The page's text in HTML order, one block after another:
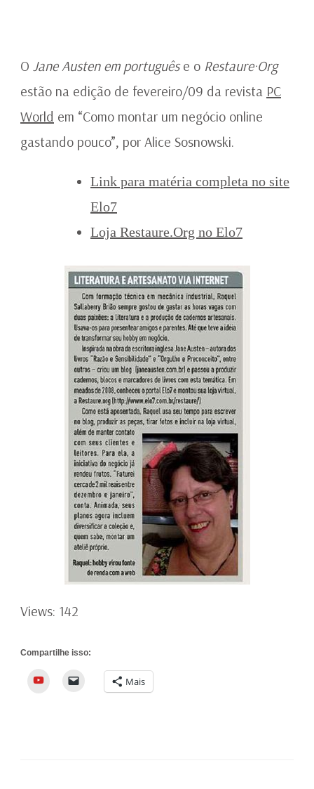
O Jane Austen em portuguêse o Restaure·Org
estão na edição de fevereiro/09 da revista PC
World em “Como montar um negócio online
gastando pouco”, por Alice Sosnowski.
Link para matéria completa no site
Elo7
Loja Restaure.Org no Elo7
Views: 142
Compartilhe isso:
YouTube Mais